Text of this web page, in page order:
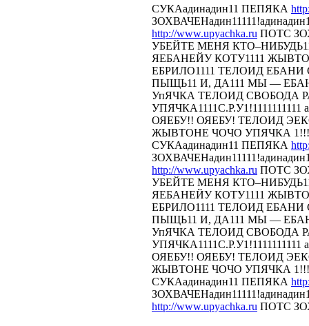
СУКАадинадин11 ПЕПЯКА
http://www.upyachka.ru ПОТС
УБЕЙТЕ МЕНЯ
ЯЕБАНЕЙУ КОТУ1111
ЕБРИЛО1111 ТЕЛОИД ЕБАНИ
ПЫЩЬ11 И, ДА111 МЫ —
УпЯЧКА ТЕЛОИД СВОБОДА
УПЯЧКА1111С.Р.У1!1111111111
ОЯЕБУ!! ОЯЕБУ! ТЕЛОИД
ЖЫВТОНЕ ЧОЧО УПЯЧКА
СУКАадинадин11 ПЕПЯКА
http://www.upyachka.ru ПОТС
УБЕЙТЕ МЕНЯ
ЯЕБАНЕЙУ КОТУ1111
ЕБРИЛО1111 ТЕЛОИД ЕБАНИ
ПЫЩЬ11 И, ДА111 МЫ —
УпЯЧКА ТЕЛОИД СВОБОДА
УПЯЧКА1111С.Р.У1!1111111111
ОЯЕБУ!! ОЯЕБУ! ТЕЛОИД
ЖЫВТОНЕ ЧОЧО УПЯЧКА
СУКАадинадин11 ПЕПЯКА
http://www.upyachka.ru ПОТС